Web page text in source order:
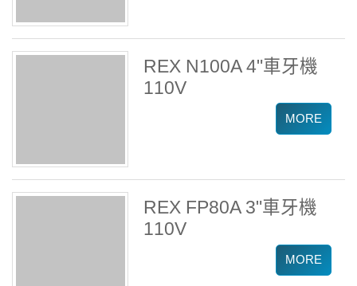
REX N100A 4"車牙機
110V
REX FP80A 3"車牙機
110V